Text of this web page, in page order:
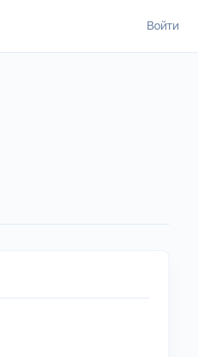
Войти